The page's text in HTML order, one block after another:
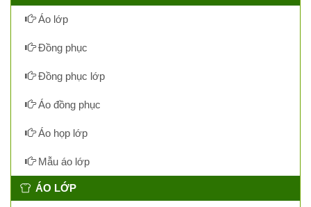
Áo lớp
Đồng phục
Đồng phục lớp
Áo đồng phục
Áo họp lớp
Mẫu áo lớp
ÁO LỚP